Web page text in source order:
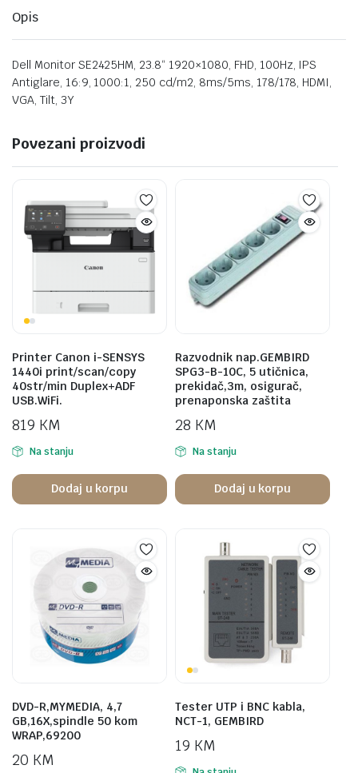
Opis
Dell Monitor SE2425HM, 23.8“ 1920×1080, FHD, 100Hz, IPS
Antiglare, 16:9, 1000:1, 250 cd/m2, 8ms/5ms, 178/178, HDMI,
VGA, Tilt, 3Y
Povezani proizvodi
Printer Canon i-SENSYS
1440i print/scan/copy
40str/min Duplex+ADF
USB.WiFi.
819 KM
Na stanju
Dodaj u korpu
Razvodnik nap.GEMBIRD
SPG3-B-10C, 5 utičnica,
prekidač,3m, osigurač,
prenaponska zaštita
28 KM
Na stanju
Dodaj u korpu
DVD-R,MYMEDIA, 4,7
GB,16X,spindle 50 kom
WRAP,69200
20 KM
Tester UTP i BNC kabla,
NCT-1, GEMBIRD
19 KM